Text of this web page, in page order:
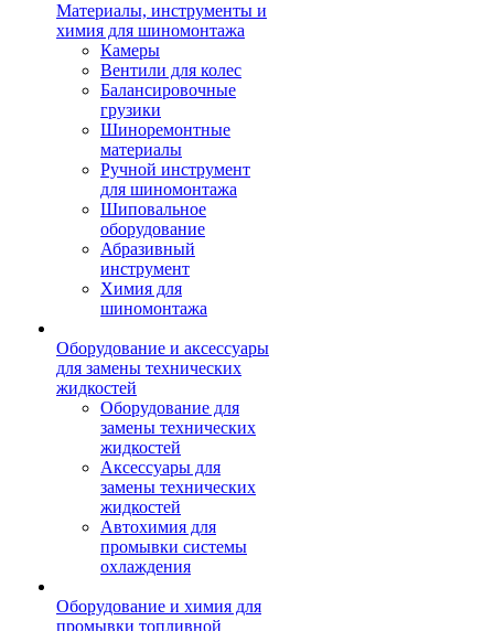
Материалы, инструменты и
химия для шиномонтажа
Камеры
Вентили для колес
Балансировочные
грузики
Шиноремонтные
материалы
Ручной инструмент
для шиномонтажа
Шиповальное
оборудование
Абразивный
инструмент
Химия для
шиномонтажа
Оборудование и аксессуары
для замены технических
жидкостей
Оборудование для
замены технических
жидкостей
Аксессуары для
замены технических
жидкостей
Автохимия для
промывки системы
охлаждения
Оборудование и химия для
промывки топливной